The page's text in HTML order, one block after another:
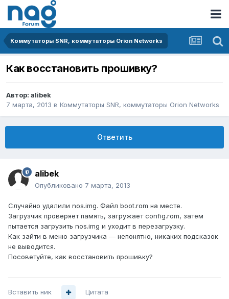
Коммутаторы SNR, коммутаторы Orion Networks
Как восстановить прошивку?
Автор: alibek
7 марта, 2013 в Коммутаторы SNR, коммутаторы Orion Networks
Ответить
alibek
Опубликовано 7 марта, 2013
Случайно удалили nos.img. Файл boot.rom на месте.
Загрузчик проверяет память, загружает config.rom, затем
пытается загрузить nos.img и уходит в перезагрузку.
Как зайти в меню загрузчика — непонятно, никаких подсказок
не выводится.
Посоветуйте, как восстановить прошивку?
Вставить ник Цитата